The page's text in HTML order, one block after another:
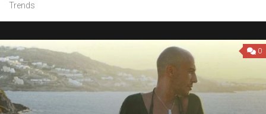
Trends
0